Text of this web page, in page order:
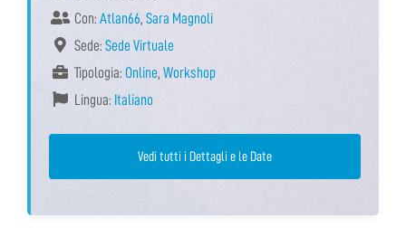
Con: Atlan66, Sara Magnoli
Sede: Sede Virtuale
Tipologia: Online, Workshop
Lingua: Italiano
Vedi tutti i Dettagli e le Date